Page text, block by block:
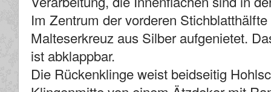
Im Zentrum der vorderen
Malteserkreuz aus Silber aufgenietet.
ist abklappbar.
Die Rückenklinge weist beidseitig